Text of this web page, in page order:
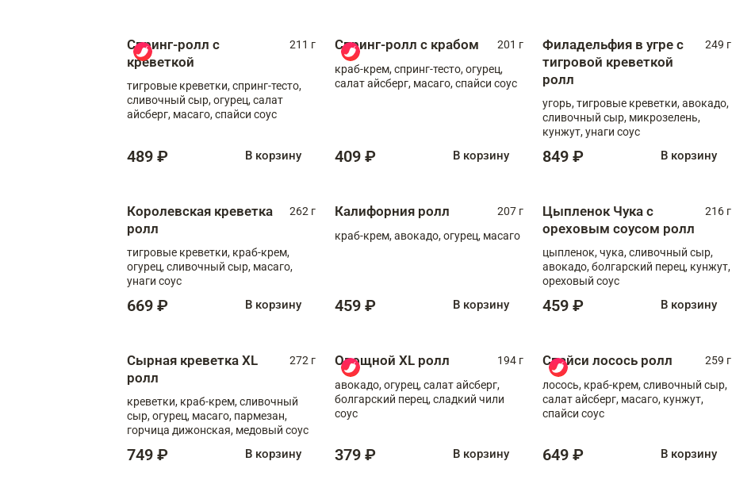
Спринг-ролл с
креветкой
211 г
тигровые креветки, спринг-тесто,
сливочный сыр, огурец, салат
айсберг, масаго, спайси соус
489 ₽ В корзину
Спринг-ролл с крабом
201 г
краб-крем, спринг-тесто, огурец,
салат айсберг, масаго, спайси соус
409 ₽ В корзину
Филадельфия в угре с
тигровой креветкой
ролл
249 г
угорь, тигровые креветки, авокадо,
сливочный сыр, микрозелень,
кунжут, унаги соус
849 ₽ В корзину
Королевская креветка
ролл
262 г
тигровые креветки, краб-крем,
огурец, сливочный сыр, масаго,
унаги соус
669 ₽ В корзину
Калифорния ролл
207 г
краб-крем, авокадо, огурец, масаго
459 ₽ В корзину
Цыпленок Чука с
ореховым соусом ролл
216 г
цыпленок, чука, сливочный сыр,
авокадо, болгарский перец, кунжут,
ореховый соус
459 ₽ В корзину
Сырная креветка XL
ролл
272 г
креветки, краб-крем, сливочный
сыр, огурец, масаго, пармезан,
горчица дижонская, медовый соус
749 ₽ В корзину
Овощной XL ролл
194 г
авокадо, огурец, салат айсберг,
болгарский перец, сладкий чили
соус
379 ₽ В корзину
Спайси лосось ролл
259 г
лосось, краб-крем, сливочный сыр,
салат айсберг, масаго, кунжут,
спайси соус
649 ₽ В корзину